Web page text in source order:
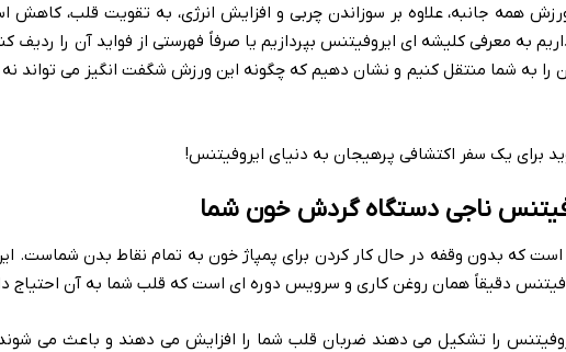
همه‌ جانبه، علاوه بر سوزاندن چربی و افزایش انرژی، به تقویت قلب، کاهش
به معرفی کلیشه ای ایروفیتنس بپردازیم یا صرفاً فهرستی از فواید آن را
را به شما منتقل کنیم و نشان دهیم که چگونه این ورزش شگفت انگیز می تواند نه
برای یک سفر اکتشافی پرهیجان به دنیای ایروفیتنس!
ناجی دستگاه گردش خون شما
که بدون وقفه در حال کار کردن برای پمپاژ خون به تمام نقاط بدن شماست.
دقیقاً همان روغن کاری و سرویس دوره ای است که قلب شما به آن احتیاج
را تشکیل می دهند ضربان قلب شما را افزایش می دهند و باعث می